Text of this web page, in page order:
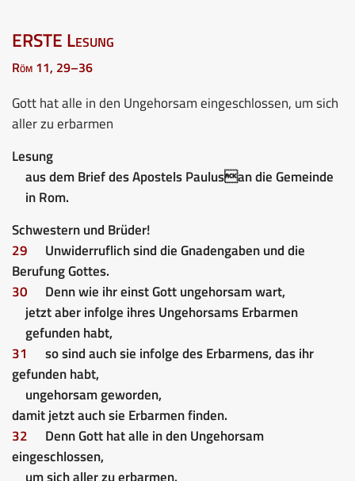
ERSTE Lesung
Röm 11, 29–36
Gott hat alle in den Ungehorsam eingeschlossen, um sich
aller zu erbarmen
Lesung
aus dem Brief des Apostels Paulusan die Gemeinde
in Rom.
Schwestern und Brüder!
29
Unwiderruflich sind die Gnadengaben und die
Berufung Gottes.
30
Denn wie ihr einst Gott ungehorsam wart,
jetzt aber infolge ihres Ungehorsams Erbarmen
gefunden habt,
31
so sind auch sie infolge des Erbarmens, das ihr
gefunden habt,
ungehorsam geworden,
damit jetzt auch sie Erbarmen finden.
32
Denn Gott hat alle in den Ungehorsam
eingeschlossen,